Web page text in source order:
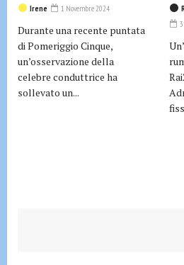
Irene 1 Novembre 2024
Durante una recente puntata
di Pomeriggio Cinque,
un’osservazione della
celebre conduttrice ha
sollevato un...